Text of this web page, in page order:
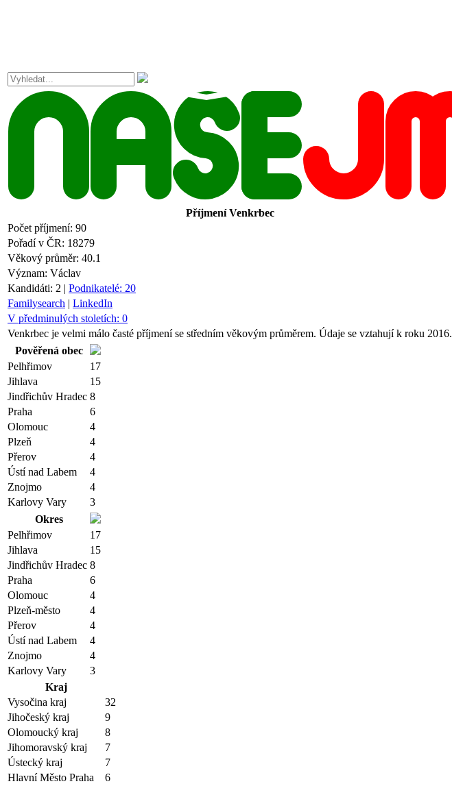
PříjmeníVenkrbec
Počet příjmení: 90
Pořadí v ČR: 18279
Věkový průměr: 40.1
Význam: Václav
Kandidáti: 2 | Podnikatelé: 20
Familysearch | LinkedIn
V předminulých stoletích: 0
Venkrbec je velmi málo časté příjmení se středním věkovým průměrem. Údaje se vztahují k roku 2016.
Pověřená obec
Pelhřimov
17
Jihlava
15
Jindřichův Hradec 8
Praha
6
Olomouc
4
Plzeň
4
Přerov
4
Ústí nad Labem
4
Znojmo
4
Karlovy Vary
3
Okres
Pelhřimov
17
Jihlava
15
Jindřichův Hradec 8
Praha
6
Olomouc
4
Plzeň-město
4
Přerov
4
Ústí nad Labem
4
Znojmo
4
Karlovy Vary
3
Kraj
Vysočina kraj
32
Jihočeský kraj
9
Olomoucký kraj
8
Jihomoravský kraj
7
Ústecký kraj
7
Hlavní Město Praha
6